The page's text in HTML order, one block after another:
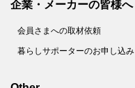
企業・メーカーの皆様へ
会員さまへの取材依頼
暮らしサポーターのお申し込み